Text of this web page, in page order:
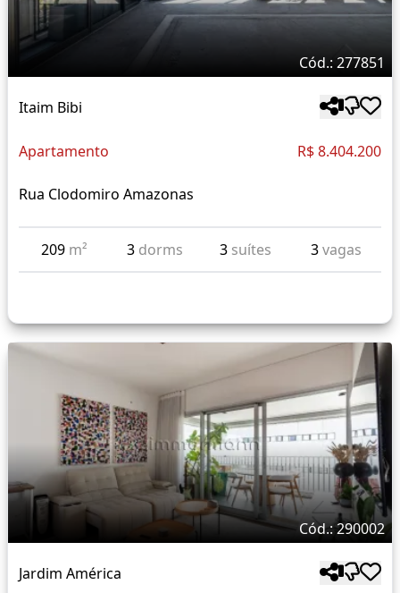
Cód.: 277851
Itaim Bibi
Apartamento R$ 8.404.200
Rua Clodomiro Amazonas
209 m² 3 dorms 3 suítes 3vagas
Cód.: 290002
Jardim América